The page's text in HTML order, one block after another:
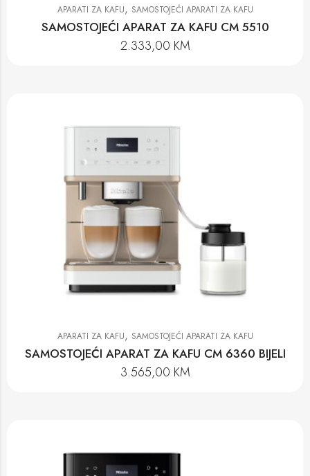
APARATI ZA KAFU, SAMOSTOJEĆI APARATI ZA KAFU
SAMOSTOJEĆI APARAT ZA KAFU CM 5510
2.333,00 KM
APARATI ZA KAFU, SAMOSTOJEĆI APARATI ZA KAFU
SAMOSTOJEĆI APARAT ZA KAFU CM 6360 BIJELI
3.565,00 KM